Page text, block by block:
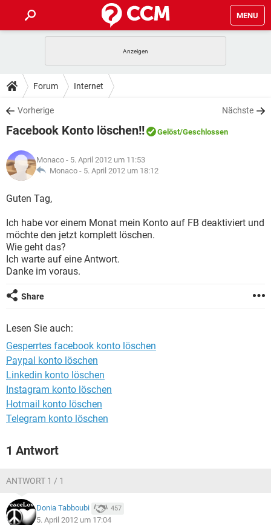
MENU
ANDROID
WINDOWS 10
WHATSAPP TIKTOK
FACEBOOK
TIPPS & TRICKS
SPIELE
WHATSAPP TIKTOK
FACEBOOK
DOWNLOADS
SPIELE STREAMING
ANDROID
WINDOWS 10 INSTAGRAM
WHATSAPP
SPIELE STREAMING
ANDROID
WINDOWS 10
WHATSAPP TIKTOK
FACEBOOK
LEXIKON
SPIELE
WINDOWS 10 INSTAGRAM
WHATSAPP
FACEBOOK
Forum Internet
Vorherige Nächste
Facebook Konto löschen!! Gelöst/Geschlossen
Monaco - 5. April 2012 um 11:53
Monaco - 5. April 2012 um 18:12
Guten Tag,
Ich habe vor einem Monat mein Konto auf FB deaktiviert und
möchte den jetzt komplett löschen.
Wie geht das?
Ich warte auf eine Antwort.
Danke im voraus.
Share
Lesen Sie auch:
Gesperrtes facebook konto löschen
Paypal konto löschen
Linkedin konto löschen
Instagram konto löschen
Hotmail konto löschen
Telegram konto löschen
1 Antwort
ANTWORT 1 / 1
Donia Tabboubi 457
5. April 2012 um 17:04